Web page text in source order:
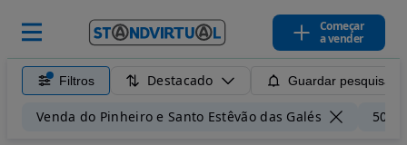
Começar
a vender
Filtros Destacado Guardar pesquisa
Venda do Pinheiro e Santo Estêvão das Galés 50